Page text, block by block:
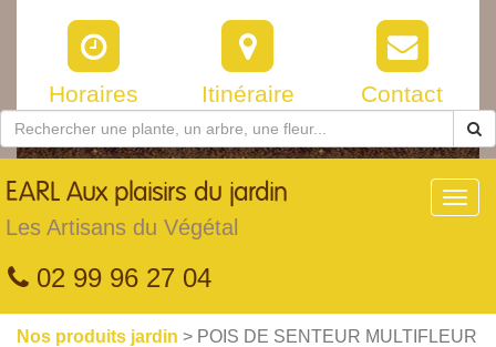
Horaires Itinéraire Contact
EARL Aux plaisirs du jardin
Les Artisans du Végétal
02 99 96 27 04
Nos produits jardin > POIS DE SENTEUR MULTIFLEUR